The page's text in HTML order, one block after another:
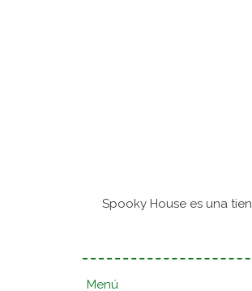
Spooky House es una
Menú